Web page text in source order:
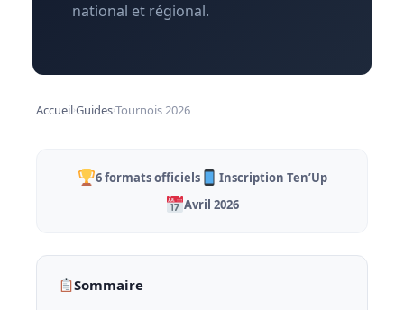
national et régional.
Accueil›Guides›Tournois 2026
6 formats officiels
Inscription Ten’Up
Avril 2026
Sommaire